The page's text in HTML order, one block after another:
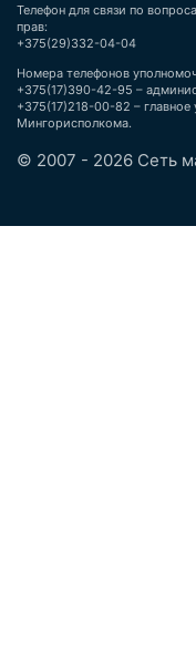
Телефон для связи по
прав:
+375(29)332-04-04
Номера телефонов
+375(17)390-42-95 –
+375(17)218-00-82 – главное
Мингорисполкома.
© 2007 - 2026 Сеть